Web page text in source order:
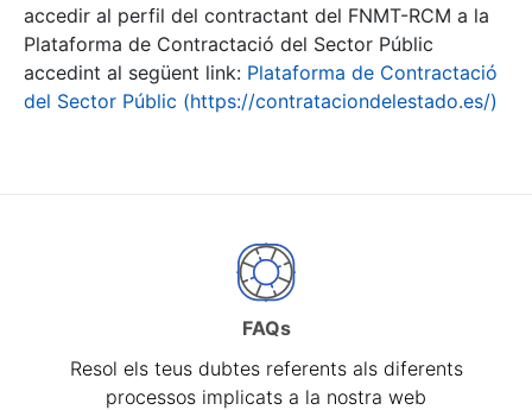
accedir al perfil del contractant del FNMT-RCM a la
Plataforma de Contractació del Sector Públic
accedint al següent link: Plataforma de Contractació
del Sector Públic (https://contrataciondelestado.es/)
FAQs
Resol els teus dubtes referents als diferents
processos implicats a la nostra web